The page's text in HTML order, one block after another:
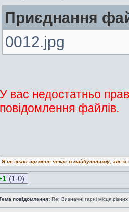
Приєднання
0012.jpg
У вас недостатньо
повідомлення файлів.
Я не знаю що мене чекає в майбутньому, але
(1-0)
повідомлення: Re: Визначні гарні місця